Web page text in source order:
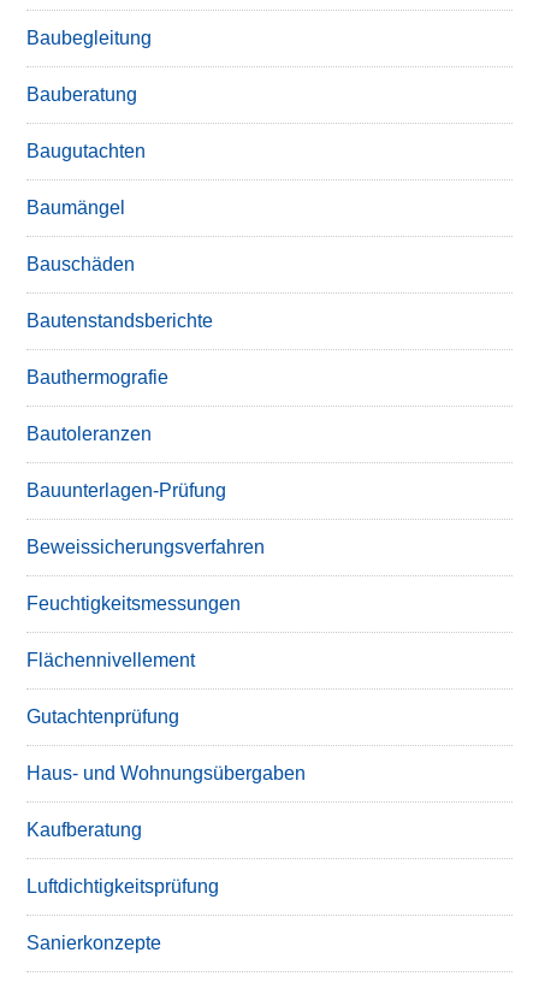
Baubegleitung
Bauberatung
Baugutachten
Baumängel
Bauschäden
Bautenstandsberichte
Bauthermografie
Bautoleranzen
Bauunterlagen-Prüfung
Beweissicherungsverfahren
Feuchtigkeitsmessungen
Flächennivellement
Gutachtenprüfung
Haus- und Wohnungsübergaben
Kaufberatung
Luftdichtigkeitsprüfung
Sanierkonzepte